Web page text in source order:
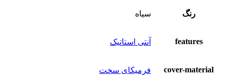
رنگ سياه
features آنتی استاتیک
cover-material فرمیکای سخت